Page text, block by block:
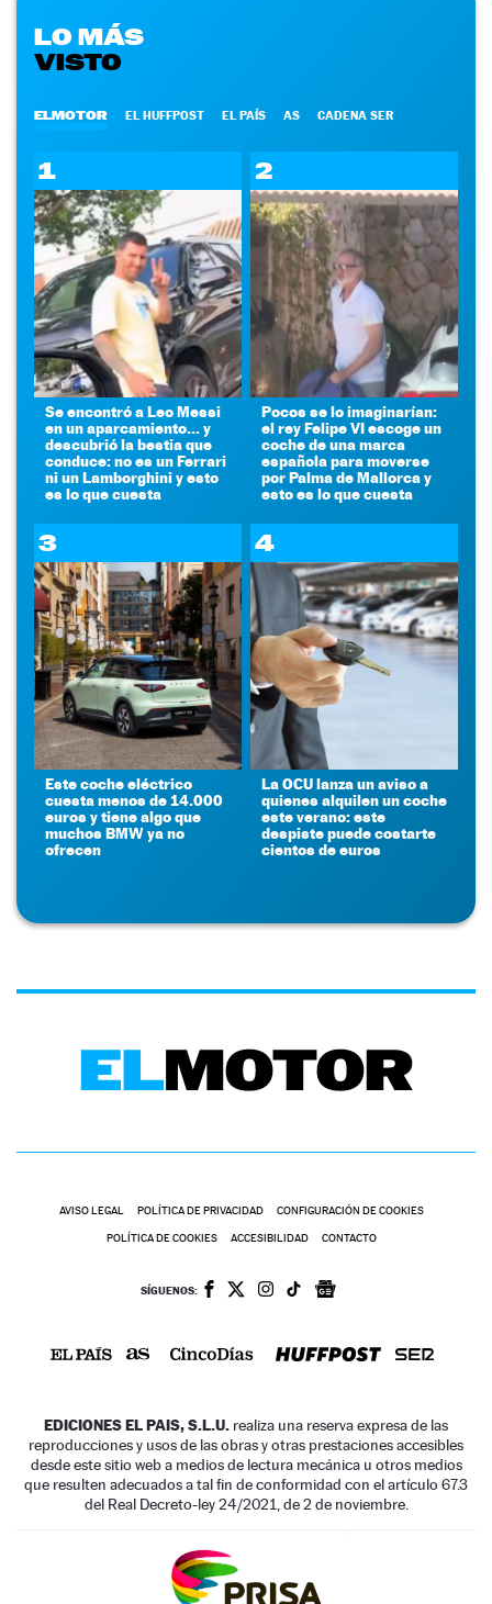
LO MÁS
VISTO
ELMOTOR EL HUFFPOST EL PAÍS AS CADENA SER
1
Se encontró a Leo Messi
en un aparcamiento... y
descubrió la bestia que
conduce: no es un Ferrari
ni un Lamborghini y esto
es lo que cuesta
2
Pocos se lo imaginarían:
el rey Felipe VI escoge un
coche de una marca
española para moverse
por Palma de Mallorca y
esto es lo que cuesta
3
Este coche eléctrico
cuesta menos de 14.000
euros y tiene algo que
muchos BMW ya no
ofrecen
4
La OCU lanza un aviso a
quienes alquilen un coche
este verano: este
despiste puede costarte
cientos de euros
AVISO LEGAL POLÍTICA DE PRIVACIDAD CONFIGURACIÓN DE COOKIES
POLÍTICA DE COOKIES ACCESIBILIDAD CONTACTO
SÍGUENOS:
EDICIONES EL PAIS, S.L.U. realiza una reserva expresa de las
reproducciones y usos de las obras y otras prestaciones accesibles
desde este sitio web a medios de lectura mecánica u otros medios
que resulten adecuados a tal fin de conformidad con el artículo 67.3
del Real Decreto-ley 24/2021, de 2 de noviembre.